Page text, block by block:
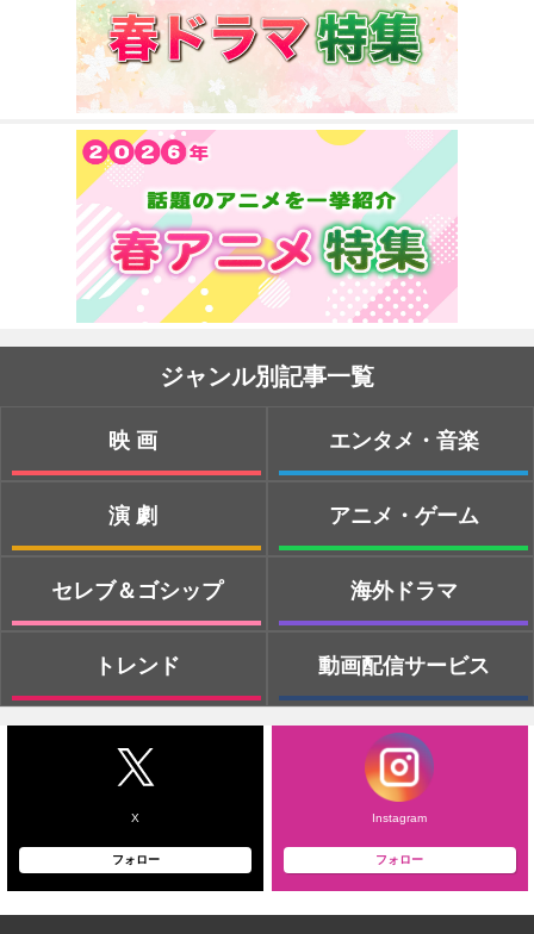
ジャンル別記事一覧
映画
演劇
セレブ＆ゴシップ
トレンド
エンタメ・音楽
アニメ・ゲーム
海外ドラマ
動画配信サービス
X
フォロー
Instagram
フォロー